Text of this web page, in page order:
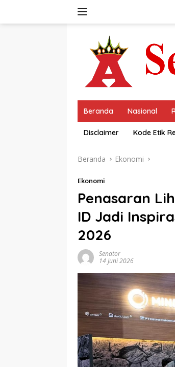
Beranda Nasional
Disclaimer Kode Etik
Beranda Ekonomi
Ekonomi
Penasaran
ID Jadi
2026
Senator
14 Juni 2026